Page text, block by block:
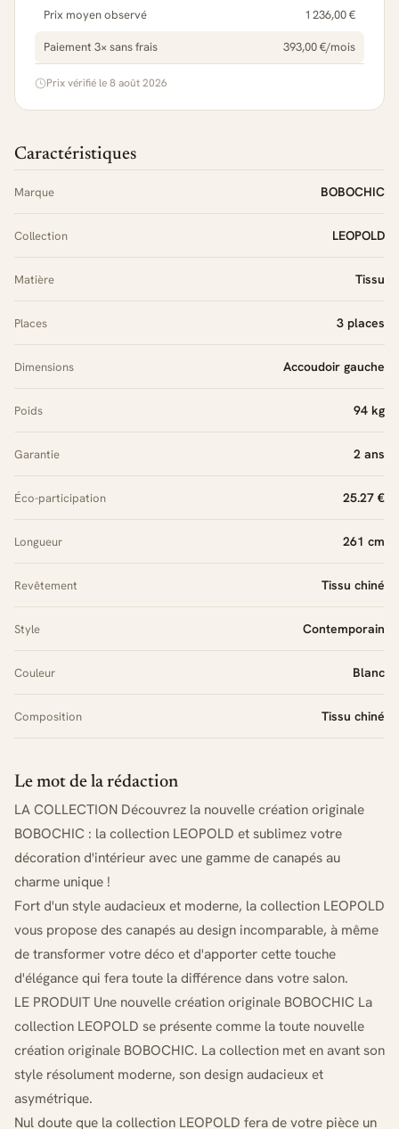
Prix moyen observé 1 236,00 €
Paiement 3× sans frais 393,00 €/mois
Prix vérifié le 8 août 2026
Caractéristiques
Marque BOBOCHIC
Collection LEOPOLD
Matière Tissu
Places 3 places
Dimensions Accoudoir gauche
Poids 94 kg
Garantie 2 ans
Éco-participation 25.27 €
Longueur 261 cm
Revêtement Tissu chiné
Style Contemporain
Couleur Blanc
Composition Tissu chiné
Le mot de la rédaction
LA COLLECTION Découvrez la nouvelle création originale
BOBOCHIC : la collection LEOPOLD et sublimez votre
décoration d'intérieur avec une gamme de canapés au
charme unique !
Fort d'un style audacieux et moderne, la collection LEOPOLD
vous propose des canapés au design incomparable, à même
de transformer votre déco et d'apporter cette touche
d'élégance qui fera toute la différence dans votre salon.
LE PRODUIT Une nouvelle création originale BOBOCHIC La
collection LEOPOLD se présente comme la toute nouvelle
création originale BOBOCHIC. La collection met en avant son
style résolument moderne, son design audacieux et
asymétrique.
Nul doute que la collection LEOPOLD fera de votre pièce un